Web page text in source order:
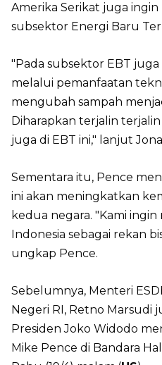
Amerika Serikat juga ingin
subsektor Energi Baru
"Pada subsektor EBT
melalui pemanfaatan
mengubah sampah
Diharapkan terjalin
juga di EBT ini," lanjut
Sementara itu, Pence
ini akan meningkatkan
kedua negara. "Kami
Indonesia sebagai rekan
ungkap Pence.
Sebelumnya, Menteri
Negeri RI, Retno Marsudi
Presiden Joko Widodo
Mike Pence di Bandara